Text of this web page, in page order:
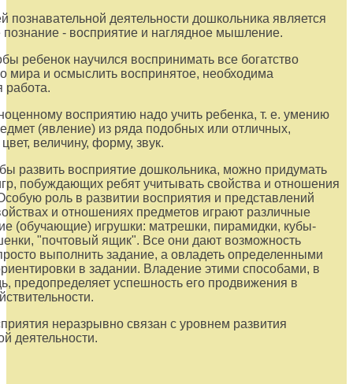
познавательной деятельности дошкольника является
познание - восприятие и наглядное мышление.
ребенок научился воспринимать все богатство
мира и осмыслить воспринятое, необходима
работа.
восприятию надо учить ребенка, т. е. умению
(явление) из ряда подобных или отличных,
величину, форму, звук.
развить восприятие дошкольника, можно придумать
побуждающих ребят учитывать свойства и отношения
роль в развитии восприятия и представлений
и отношениях предметов играют различные
(обучающие) игрушки: матрешки, пирамидки, кубы-
"почтовый ящик". Все они дают возможность
выполнить задание, а овладеть определенными
в задании. Владение этими способами, в
предопределяет успешность его продвижения в
неразрывно связан с уровнем развития
деятельности.